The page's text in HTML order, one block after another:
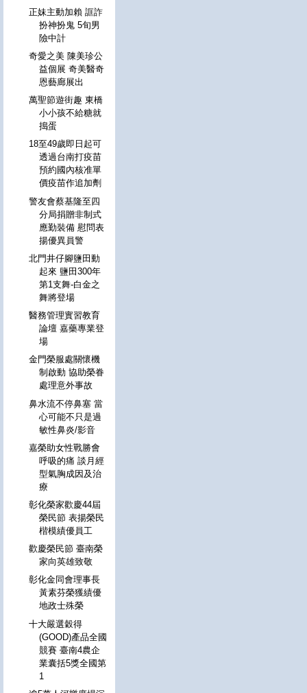
正妹主動加賴 誆詐
扮神扮鬼 5旬男
險中計
奇愛之美 陳美珍公
益個展 奇美醫奇
恩藝廊展出
萬聖節遊街趣 東橋
小小孩不給糖就
搗蛋
18至49歲即日起可
透過台南打疫苗
預約國內核准單
價疫苗作追加劑
警友會蔡基隆至四
分局捐贈非制式
應勤裝備 慰問表
揚優異員警
北門井仔腳鹽田動
起來 鹽田300年
第1支舞-白金之
舞將登場
醫務管理實習教育
論壇 嘉藥專業登
場
金門榮服處關懷機
制啟動 協助榮眷
處理意外事故
鼻水流不停鼻塞 當
心可能不只是過
敏性鼻炎/影音
嘉榮助女性戰勝會
呼吸的痛 談月經
型氣胸成因及治
療
彰化榮家歡慶44屆
榮民節 表揚榮民
楷模績優員工
歡慶榮民節 臺南榮
家向英雄致敬
彰化金同會理事長
黃素芬榮獲績優
地政士殊榮
十大嚴選穀得
(GOOD)產品全國
競賽 臺南4農企
業囊括5獎全國第
1